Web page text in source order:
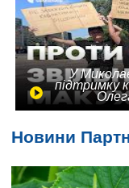
У
підтримку